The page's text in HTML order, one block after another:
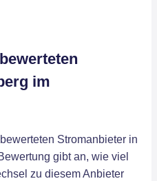
im
Stromanbieter in
gibt an, wie viel
zu diesem Anbieter